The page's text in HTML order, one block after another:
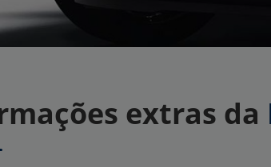
extras da